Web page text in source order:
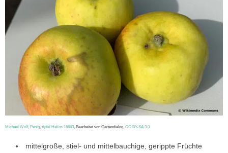
Michael Wolf Penig Apfel Helios 16643 , Bearbeitet von Gartendialog, CC BY-SA 3.0
mittelgroße, stiel- und mittelbauchige, gerippte Früchte